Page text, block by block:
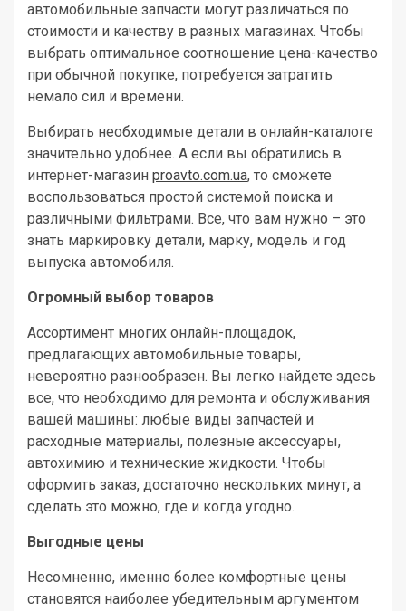
автомобильные запчасти могут различаться по
стоимости и качеству в разных магазинах. Чтобы
выбрать оптимальное соотношение цена-качество
при обычной покупке, потребуется затратить
немало сил и времени.
Выбирать необходимые детали в онлайн-каталоге
значительно удобнее. А если вы обратились в
интернет-магазин proavto.com.ua, то сможете
воспользоваться простой системой поиска и
различными фильтрами. Все, что вам нужно – это
знать маркировку детали, марку, модель и год
выпуска автомобиля.
Огромный выбор товаров
Ассортимент многих онлайн-площадок,
предлагающих автомобильные товары,
невероятно разнообразен. Вы легко найдете здесь
все, что необходимо для ремонта и обслуживания
вашей машины: любые виды запчастей и
расходные материалы, полезные аксессуары,
автохимию и технические жидкости. Чтобы
оформить заказ, достаточно нескольких минут, а
сделать это можно, где и когда угодно.
Выгодные цены
Несомненно, именно более комфортные цены
становятся наиболее убедительным аргументом